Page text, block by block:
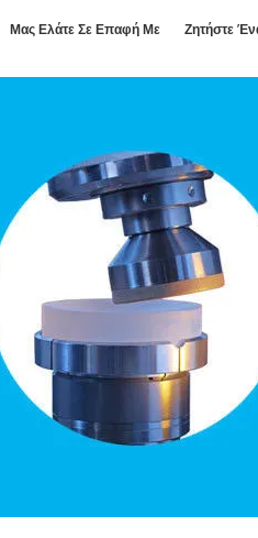
Μας Ελάτε Σε Επαφή Με Ζητήστε